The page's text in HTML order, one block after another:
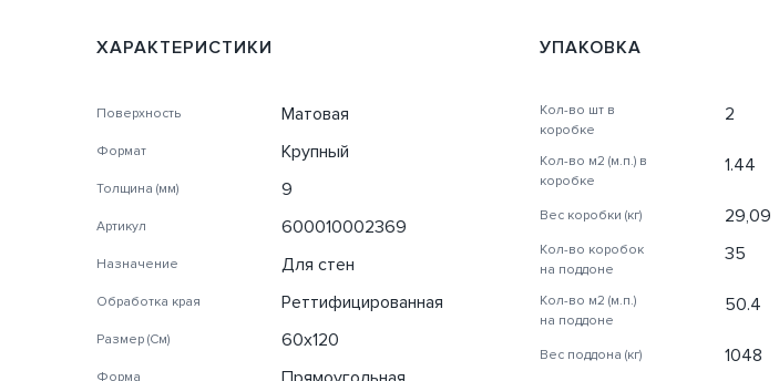
ХАРАКТЕРИСТИКИ
Поверхность Матовая
Формат Крупный
Толщина (мм) 9
Артикул 600010002369
Назначение Для стен
Обработка края Реттифицированная
Размер (См) 60x120
Форма
УПАКОВКА
Кол-во шт в
коробке
2
Кол-во м2 (м.п.) в
коробке
1.44
Вес коробки (кг) 29,09
Кол-во коробок
на поддоне
35
Кол-во м2 (м.п.)
на поддоне
50.4
Вес поддона (кг) 1048